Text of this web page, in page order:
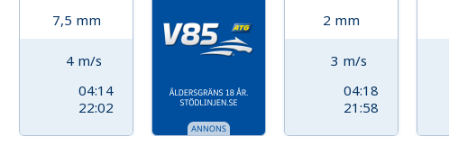
7,5 mm
4 m/s
04:14
22:02
2 mm
3 m/s
04:18
21:58